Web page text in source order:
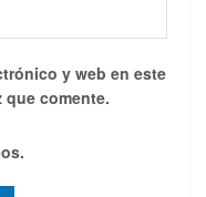
y web en este
que comente.